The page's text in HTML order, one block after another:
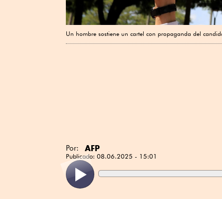
Un hombre sostiene un cartel con propaganda del
Por: AFP
Publicado: 08.06.2025 - 15:01